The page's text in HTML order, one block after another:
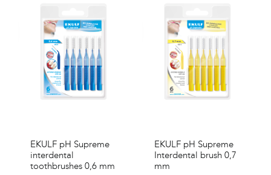
EKULF pH Supreme
interdental
toothbrushes 0,6 mm
EKULF pH Supreme
Interdental brush 0,7
mm